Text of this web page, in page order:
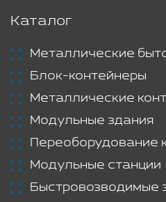
Каталог
Металлические
Блок-контейнеры
Металлические
Модульные здания
Переоборудование
Модульные станции
Быстровозводимые